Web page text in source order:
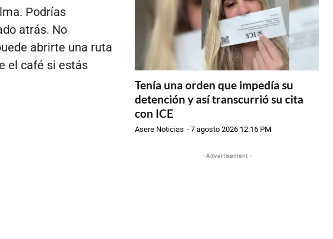
Podrías
atrás. No
abrirte una ruta
el café si estás
Tenía una orden que impedía su
detención y así transcurrió su cita
con ICE
Asere Noticias -7 agosto 2026 12:16 PM
- Advertisement -